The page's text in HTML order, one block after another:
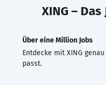
XING –
Über eine Million Jobs
Entdecke mit XING
passt.